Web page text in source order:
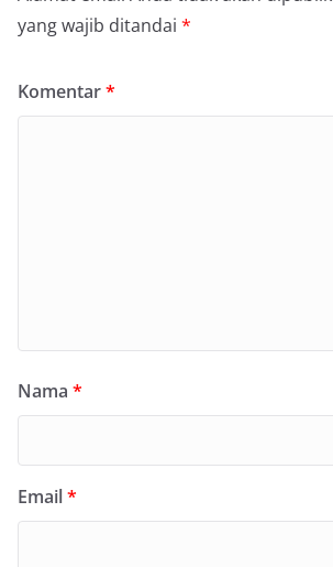
yang wajib ditandai *
Komentar*
Nama *
Email*